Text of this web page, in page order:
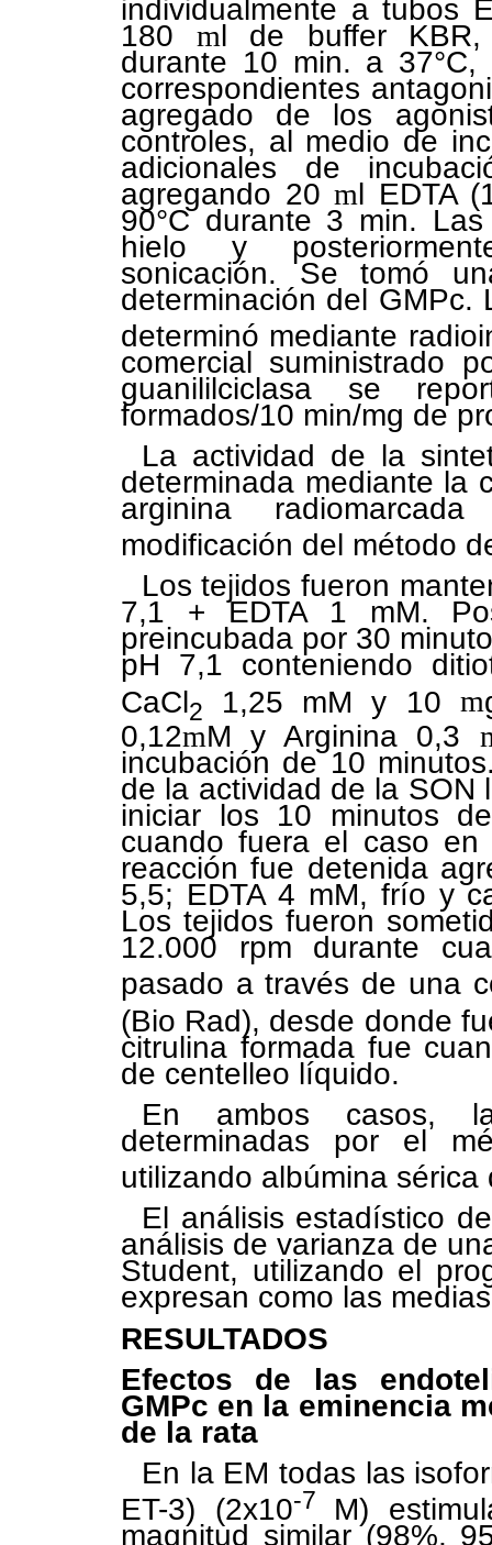
individualmente a tubos
180 ml de buffer KBR,
durante 10 min. a
correspondientes
agregado de los
controles, al medio de
adicionales de
agregando 20ml EDTA
90°C durante 3 min.
hielo y
sonicación. Se tomó
determinación del GMPc.
determinó mediante
comercial suministrado
guanililciclasa se
formados/10 min/mg de
La actividad de la
determinada mediante la
arginina
modificación del método
Los tejidos fueron
7,1 + EDTA 1 mM.
preincubada por 30
pH 7,1 conteniendo
CaCl2 1,25 mM y 10 m
0,12mM y Arginina 0,3
incubación de 10
de la actividad de la SON
iniciar los 10 minutos
cuando fuera el caso
reacción fue detenida
5,5; EDTA 4 mM, frío y
Los tejidos fueron
12.000 rpm durante
pasado a través de una
(Bio Rad), desde donde
citrulina formada fue
de centelleo líquido.
En ambos casos,
determinadas por el
utilizando albúmina
El análisis estadístico
análisis de varianza de
Student, utilizando el
expresan como las
RESULTADOS
Efectos de las
GMPc en la eminencia
de la rata
En la EM todas las
ET-3) (2x10-7 M)
magnitud similar (98%,